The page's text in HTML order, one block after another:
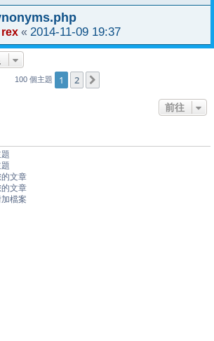
rex « 2014-11-09 19:37
100 個主題 1 2
前往
文章
文章
檔案